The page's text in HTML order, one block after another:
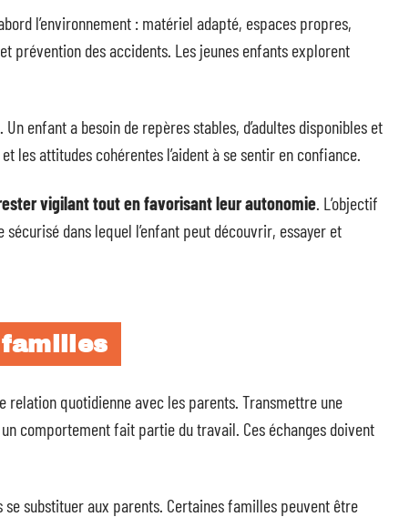
l’environnement : matériel adapté, espaces propres,
prévention des accidents. Les jeunes enfants explorent
enfant a besoin de repères stables, d’adultes disponibles et
les attitudes cohérentes l’aident à se sentir en confiance.
vigilant tout en favorisant leur autonomie. L’objectif
dans lequel l’enfant peut découvrir, essayer et
familles
quotidienne avec les parents. Transmettre une
comportement fait partie du travail. Ces échanges doivent
se substituer aux parents. Certaines familles peuvent être